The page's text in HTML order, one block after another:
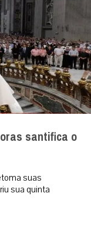
santifica o
suas
sua quinta